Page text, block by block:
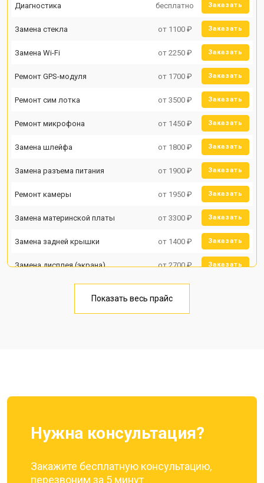
Диагностика бесплатно Заказать
Замена стекла от 1100 ₽ Заказать
Замена Wi-Fi от 2250 ₽ Заказать
Ремонт GPS-модуля от 1700 ₽ Заказать
Ремонт сим лотка от 3500 ₽ Заказать
Ремонт микрофона от 1450 ₽ Заказать
Замена шлейфа от 1800 ₽ Заказать
Замена разъема питания от 1900 ₽ Заказать
Ремонт камеры от 1950 ₽ Заказать
Замена материнской платы от 3300 ₽ Заказать
Замена задней крышки от 1400 ₽ Заказать
Замена дисплея (экрана) от 2700 ₽ Заказать
Замена кнопки включения от 1750 ₽
Показать весь прайс
Нужна консультация?
Закажите бесплатную консультацию,
перезвоним за 5 минут